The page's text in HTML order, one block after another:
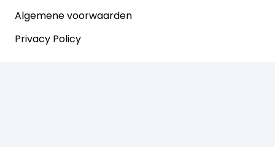
Algemene voorwaarden
Privacy Policy